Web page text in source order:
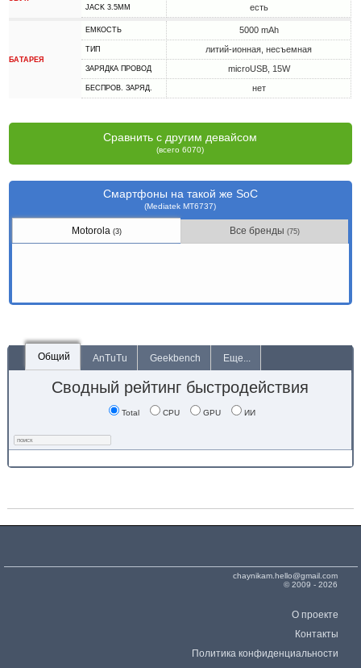
JACK 3.5MM есть
БАТАРЕЯ
ЕМКОСТЬ 5000 mAh
ТИП литий-ионная, несъемная
ЗАРЯДКА ПРОВОД microUSB, 15W
БЕСПРОВ. ЗАРЯД. нет
Сравнить с другим девайсом
(всего 6070)
Смартфоны на такой же SoC
(Mediatek MT6737)
Motorola(3) Все бренды(75)
Общий AnTuTu Geekbench Еще...
Сводный рейтинг быстродействия
Total CPU GPU ИИ
chaynikam.hello@gmail.com
© 2009 - 2026
О проекте
Контакты
Политика конфиденциальности